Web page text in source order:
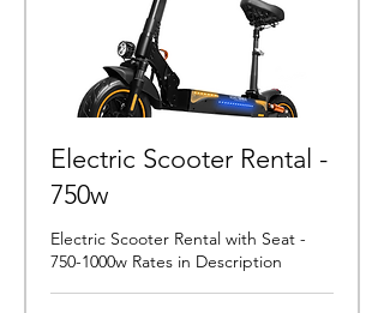
Electric Scooter Rental -
750w
Electric Scooter Rental with Seat -
750-1000w Rates in Description